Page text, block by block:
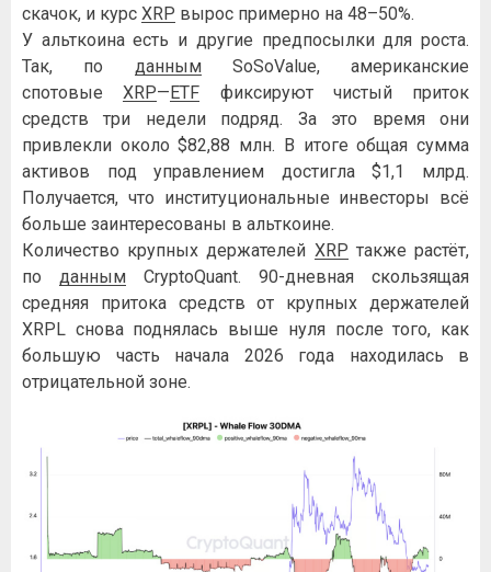
скачок, и курс XRP вырос примерно на 48–50%.
У альткоина есть и другие предпосылки для роста.
Так, по даннымSoSoValue, американские
спотовыеXRP— ETF фиксируют чистый приток
средств три недели подряд. За это время они
привлекли около $82,88 млн. В итоге общая сумма
активов под управлением достигла $1,1 млрд.
Получается, что институциональные инвесторы всё
больше заинтересованы в альткоине.
Количество крупных держателей XRP также растёт,
по данным CryptoQuant. 90-дневная скользящая
средняя притока средств от крупных держателей
XRPL снова поднялась выше нуля после того, как
большую часть начала 2026 года находилась в
отрицательной зоне.